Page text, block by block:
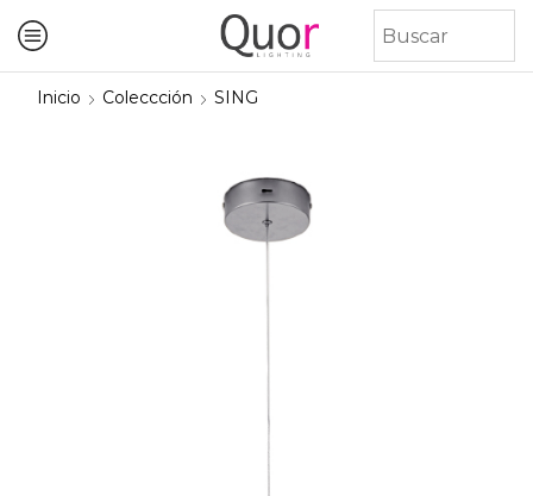
Inicio Coleccción SING